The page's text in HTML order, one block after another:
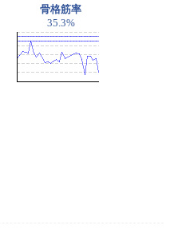
骨格筋率
35.3%